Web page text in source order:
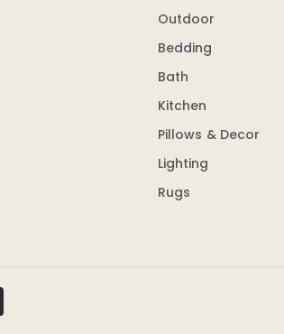
Outdoor
Bedding
Bath
Kitchen
Pillows & Decor
Lighting
Rugs